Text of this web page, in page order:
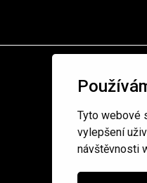
Tyto webové
vylepšení
návštěvnosti